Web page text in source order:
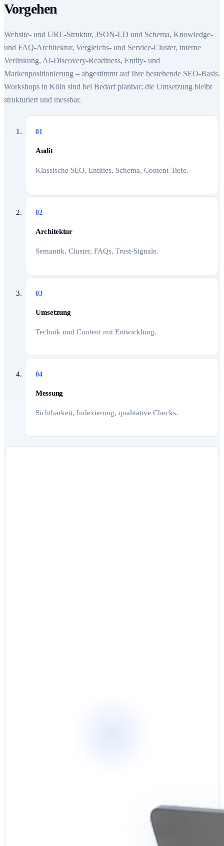
Vorgehen
Website- und URL-Struktur, JSON-LD und Schema, Knowledge-
und FAQ-Architektur, Vergleichs- und Service-Cluster, interne
Verlinkung, AI-Discovery-Readiness, Entity- und
Markenpositionierung – abgestimmt auf Ihre bestehende SEO-Basis.
Workshops in Köln sind bei Bedarf planbar; die Umsetzung bleibt
strukturiert und messbar.
01
Audit
Klassische SEO, Entities, Schema, Content-Tiefe.
02
Architektur
Semantik, Cluster, FAQs, Trust-Signale.
03
Umsetzung
Technik und Content mit Entwicklung.
04
Messung
Sichtbarkeit, Indexierung, qualitative Checks.